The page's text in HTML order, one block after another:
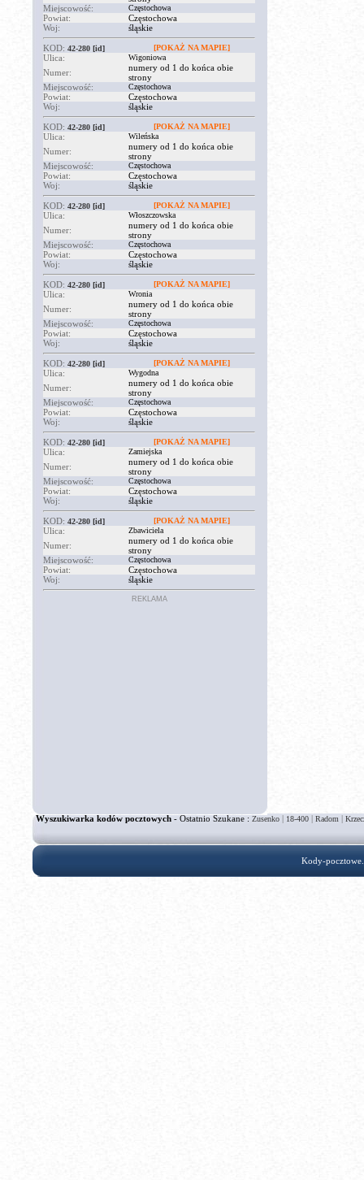
Miejscowość:
Częstochowa
Powiat:
Częstochowa
Woj:
śląskie
KOD: 42-280 [id] [POKAŻ NA MAPIE]
Ulica: Wigoniowa
Numer:
numery od 1 do końca obie
strony
Miejscowość:
Częstochowa
Powiat:
Częstochowa
Woj:
śląskie
KOD: 42-280 [id] [POKAŻ NA MAPIE]
Ulica: Wileńska
Numer:
numery od 1 do końca obie
strony
Miejscowość:
Częstochowa
Powiat:
Częstochowa
Woj:
śląskie
KOD: 42-280 [id] [POKAŻ NA MAPIE]
Ulica: Włoszczowska
Numer:
numery od 1 do końca obie
strony
Miejscowość:
Częstochowa
Powiat:
Częstochowa
Woj:
śląskie
KOD: 42-280 [id] [POKAŻ NA MAPIE]
Ulica: Wronia
Numer:
numery od 1 do końca obie
strony
Miejscowość:
Częstochowa
Powiat:
Częstochowa
Woj:
śląskie
KOD: 42-280 [id] [POKAŻ NA MAPIE]
Ulica: Wygodna
Numer:
numery od 1 do końca obie
strony
Miejscowość:
Częstochowa
Powiat:
Częstochowa
Woj:
śląskie
KOD: 42-280 [id] [POKAŻ NA MAPIE]
Ulica: Zamiejska
Numer:
numery od 1 do końca obie
strony
Miejscowość:
Częstochowa
Powiat:
Częstochowa
Woj:
śląskie
KOD: 42-280 [id] [POKAŻ NA MAPIE]
Ulica: Zbawiciela
Numer:
numery od 1 do końca obie
strony
Miejscowość:
Częstochowa
Powiat:
Częstochowa
Woj:
śląskie
REKLAMA
Wyszukiwarka kodów pocztowych- Ostatnio Szukane :Zusenko | 18-400 | Radom |
Kody-